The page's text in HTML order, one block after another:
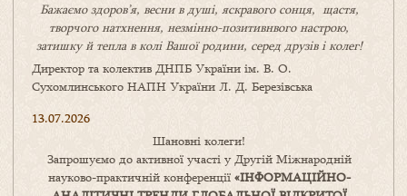
Бажаємо здоров’я, весни в душі, яскравого сонця, щастя,
творчого натхнення, незмінно-позитивнвого настрою,
затишкуйтепла в коліВашоїродини, серед друзів і колег!
Директор та колектив ДНПБ України ім. В. О.
Сухомлинського НАПН України Л. Д. Березівська
13.07.2026
Шановні колеги!
Запрошуємо до активної участі у Другій Міжнародній
науково-практичній конференції «ІНФОРМАЦІЙНО-